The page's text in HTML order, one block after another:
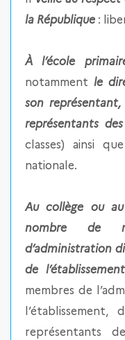
la République :
À l’école
notammentle
son représentant,
représentants
classes) ainsi
nationale.
Au collège ou
nombre de
d’administration
de l’établissement
membres de
représentants